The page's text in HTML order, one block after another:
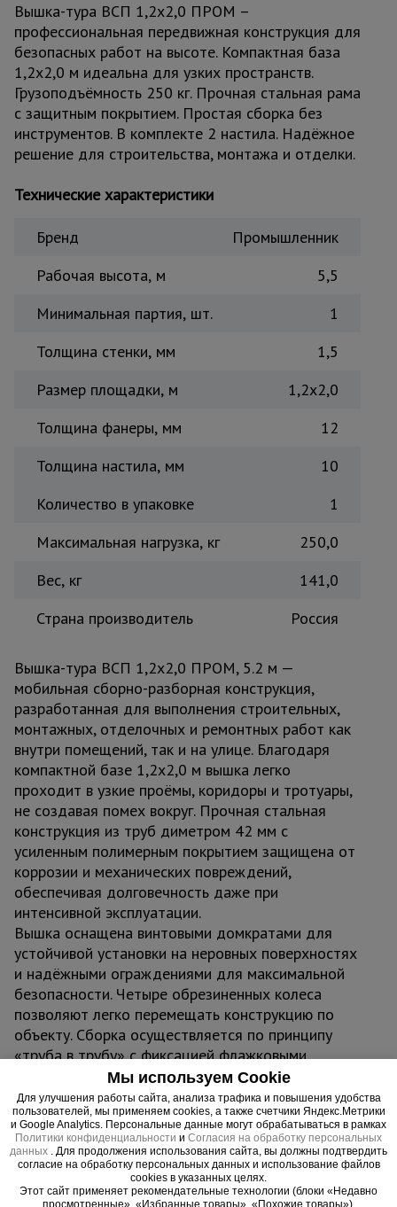
Тепловые
пушки
Металл и
металлообработка
Вышка-тура ВСП 1,2x2,0 ПРОМ –
профессиональная передвижная конструкция для
безопасных работ на высоте. Компактная база
1,2x2,0 м идеальна для узких пространств.
Грузоподъёмность 250 кг. Прочная стальная рама
с защитным покрытием. Простая сборка без
инструментов. В комплекте 2 настила. Надёжное
решение для строительства, монтажа и отделки.
Технические характеристики
Бренд
Промышленник
Рабочая высота, м
5,5
Минимальная партия, шт.
1
Толщина стенки, мм
1,5
Размер площадки, м
1,2x2,0
Толщина фанеры, мм
12
Толщина настила, мм
10
Количество в упаковке
1
Максимальная нагрузка, кг
250,0
Вес, кг
141,0
Страна производитель
Россия
Вышка-тура ВСП 1,2x2,0 ПРОМ, 5.2 м —
мобильная сборно-разборная конструкция,
разработанная для выполнения строительных,
монтажных, отделочных и ремонтных работ как
внутри помещений, так и на улице. Благодаря
компактной базе 1,2x2,0 м вышка легко
проходит в узкие проёмы, коридоры и тротуары,
не создавая помех вокруг. Прочная стальная
конструкция из труб диметром 42 мм с
усиленным полимерным покрытием защищена от
коррозии и механических повреждений,
обеспечивая долговечность даже при
интенсивной эксплуатации.
Вышка оснащена винтовыми домкратами для
устойчивой установки на неровных поверхностях
и надёжными ограждениями для максимальной
безопасности. Четыре обрезиненных колеса
позволяют легко перемещать конструкцию по
объекту. Сборка осуществляется по принципу
«труба в трубу» с фиксацией флажковыми
замками — без инструментов и специальных
навыков. Грузоподъёмность до 250 кг
обеспечивает комфортную работу с
инструментами и материалами.
Область применения:
Вышка-тура ВСП 1,2x2,0 ПРОМ, 5.2 м
применяется в строительстве, ремонте, монтаже
Мы используем Cookie
Для улучшения работы сайта, анализа трафика и повышения удобства
пользователей, мы применяем cookies, а также счетчики Яндекс.Метрики
и Google Analytics. Персональные данные могут обрабатываться в рамках
Политики конфиденциальности и Согласия на обработку персональных
данных
. Для продолжения использования сайта, вы должны подтвердить
согласие на обработку персональных данных и использование файлов
cookies в указанных целях.
Этот сайт применяет рекомендательные технологии (блоки «Недавно
просмотренные», «Избранные товары», «Похожие товары»).